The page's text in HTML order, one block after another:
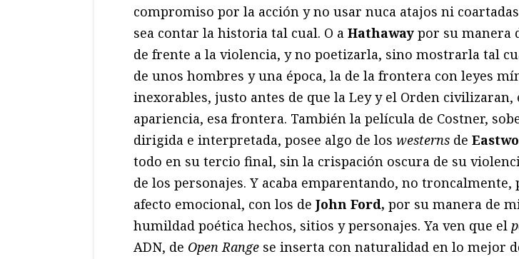
compromiso por la acción y no usar nuca atajos ni
sea contar la historia tal cual. O a Hathaway por su manera
de frente a la violencia, y no poetizarla, sino mostrarla tal
de unos hombres y una época, la de la frontera con leyes
inexorables, justo antes de que la Ley y el Orden civilizaran,
apariencia, esa frontera. También la película de Costner,
dirigida e interpretada, posee algo de los westerns de
todo en su tercio final, sin la crispación oscura de su
de los personajes. Y acaba emparentando, no troncalmente,
afecto emocional, con los de John Ford, por su manera de
humildad poética hechos, sitios y personajes. Ya ven que el
ADN, de Open Range se inserta con naturalidad en lo mejor